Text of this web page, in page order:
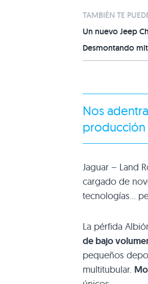
TAMBIÉN TE
Un nuevo Jeep
Desmontando
Nos
producción
Jaguar – Land
cargado de
tecnologías…
La pérfida
de bajo
pequeños
multitubular.